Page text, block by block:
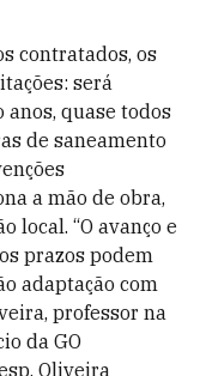
contratados, os
será
quase todos
de saneamento
a mão de obra,
local. “O avanço e
prazos podem
adaptação com
professor na
da GO
Oliveira